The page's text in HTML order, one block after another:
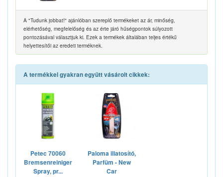
A "Tudunk jobbat!" ajánlóban szereplő termékeket az ár, minőség,
elérhetőség, megfelelőség és az érte járó hűségpontok súlyozott
pontozásával választjuk ki. Ezek a termékek általában teljes értékű
helyettesítői az eredeti terméknek.
A termékkel gyakran együtt vásárolt cikkek:
Petec 70060
Bremsenreiniger
Spray, pr...
Paloma illatosító,
Parfüm - New
Car